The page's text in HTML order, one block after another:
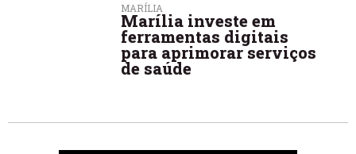
MARÍLIA
Marília investe em
ferramentas digitais
para aprimorar serviços
de saúde